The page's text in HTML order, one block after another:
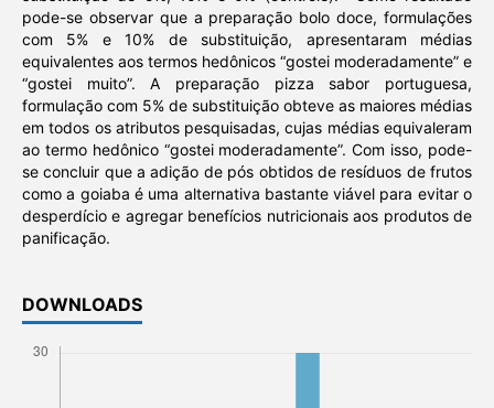
pode-se observar que a preparação bolo doce, formulações
com 5% e 10% de substituição, apresentaram médias
equivalentes aos termos hedônicos “gostei moderadamente” e
“gostei muito”. A preparação pizza sabor portuguesa,
formulação com 5% de substituição obteve as maiores médias
em todos os atributos pesquisadas, cujas médias equivaleram
ao termo hedônico “gostei moderadamente”. Com isso, pode-
se concluir que a adição de pós obtidos de resíduos de frutos
como a goiaba é uma alternativa bastante viável para evitar o
desperdício e agregar benefícios nutricionais aos produtos de
panificação.
DOWNLOADS